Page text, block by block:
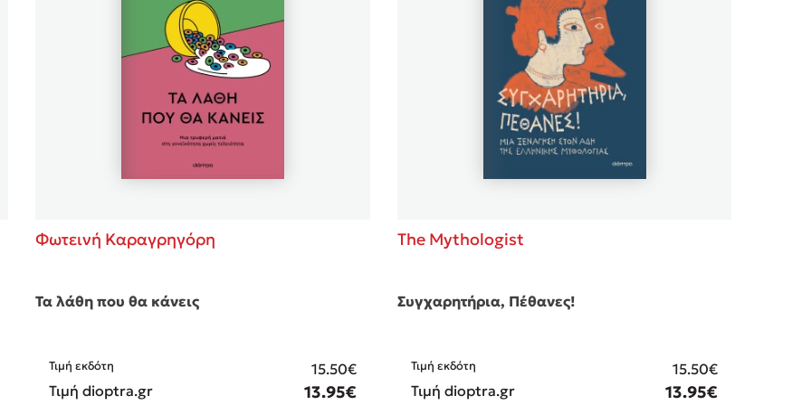
3 βιβλία που μπορείς να διαβάσεις σε
μια μέρα!
Εύκολη συνταγή για chicken BBQ pizza
από τον Άκη Πετρετζίκη!
Διακοπές με τα παιδιά: Η ανάγκη μας για
παύση σε μετωπική σύγκρουση με τη
Πάνω, κάτω, μπροστά, πίσω; Κάνε το
Φωτεινή Καραγρηγόρη
Τα λάθη που θα κάνεις
Τιμή εκδότη
15.50€
Τιμή dioptra.gr
13.95€
The Mythologist
Συγχαρητήρια, Πέθανες!
Τιμή εκδότη
15.50€
Τιμή dioptra.gr
13.95€